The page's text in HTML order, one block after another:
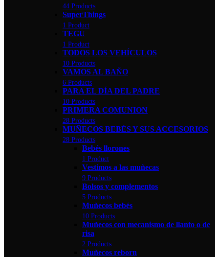
44 Products
SuperThings
1 Product
TEGU
1 Product
TODOS LOS VEHÍCULOS
10 Products
VAMOS AL BAÑO
6 Products
PARA EL DÍA DEL PADRE
10 Products
PRIMERA COMUNION
28 Products
MUÑECOS BEBÉS Y SUS ACCESORIOS
28 Products
Bebés llorones
1 Product
Vestimos a las muñecas
9 Products
Bolsos y complementos
5 Products
Muñecos bebés
10 Products
Muñecos con mecanismo de llanto o de
risa
2 Products
Muñecos reborn